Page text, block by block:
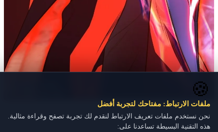
🍪
ملفات الارتباط: مفتاحك لتجربة أفضل
نحن نستخدم ملفات تعريف الارتباط لنقدم لك تجربة تصفح وقراءة مثالية.
هذه التقنية البسيطة تساعدنا على: